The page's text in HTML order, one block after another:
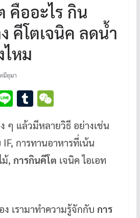
คืออะไร กิน
คีโตเจนิค ลดน้ำ
ไหม
มีอุมา
Li
e
T
u
m
bl
r
W
C
h
at
ๆ แล้วมีหลายวิธี อย่างเช่น
การทานอาหารที่เน้น
ม้, การกินคีโต เจนิค ไอเอท
ง เรามาทำความรู้จักกับ การ